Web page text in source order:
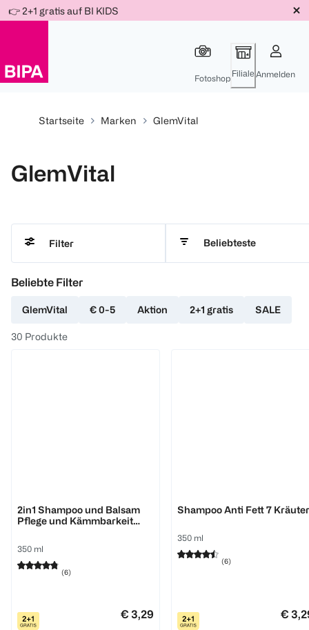
Für
Für
Für
Weiter
zum
👉 2+1 gratis auf BI KIDS
Fotoshop Filiale Anmelden
Startseite Marken GlemVital
GlemVital
Filter Beliebteste
Beliebte Filter
GlemVital € 0-5 Aktion 2+1 gratis SALE
30 Produkte
2in1 Shampoo und Balsam
Pflege und Kämmbarkeit
350 ml
(6)
€ 3,29
Shampoo Anti Fett 7 Kräuter
350 ml
(6)
€